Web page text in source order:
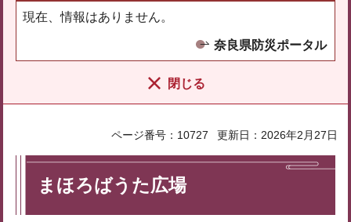
現在、情報はありません。
奈良県防災ポータル
閉じる
ページ番号：10727 更新日：2026年2月27日
まほろばうた広場